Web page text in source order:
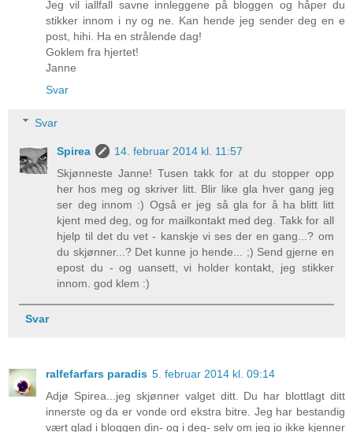
Jeg vil iallfall savne innleggene på bloggen og håper du
stikker innom i ny og ne. Kan hende jeg sender deg en e
post, hihi. Ha en strålende dag!
Goklem fra hjertet!
Janne
Svar
Svar
Spirea
14. februar 2014 kl. 11:57
Skjønneste Janne! Tusen takk for at du stopper opp
her hos meg og skriver litt. Blir like gla hver gang jeg
ser deg innom :) Også er jeg så gla for å ha blitt litt
kjent med deg, og for mailkontakt med deg. Takk for all
hjelp til det du vet - kanskje vi ses der en gang...? om
du skjønner...? Det kunne jo hende... ;) Send gjerne en
epost du - og uansett, vi holder kontakt, jeg stikker
innom. god klem :)
Svar
ralfefarfars paradis 5. februar 2014 kl. 09:14
Adjø Spirea...jeg skjønner valget ditt. Du har blottlagt ditt
innerste og da er vonde ord ekstra bitre. Jeg har bestandig
vært glad i bloggen din- og i deg- selv om jeg jo ikke kjenner